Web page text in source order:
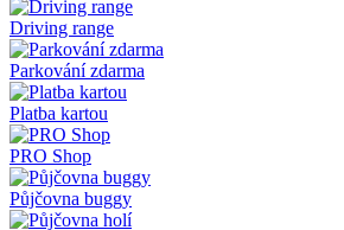
Driving range
Parkování zdarma
Platba kartou
PRO Shop
Půjčovna buggy